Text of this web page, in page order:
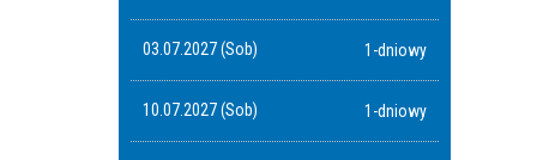
03.07.2027 (Sob) 1-dniowy
10.07.2027 (Sob) 1-dniowy